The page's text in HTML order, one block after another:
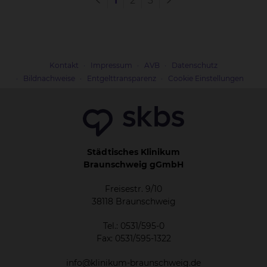
17 medizinisch-technische
Kontakt Impressum AVB
Datenschutz
Bildnachweise
Entgelttransparenz Cookie Einstellungen
Städtisches Klinikum
Braunschweig gGmbH
Freisestr. 9/10
38118 Braunschweig
Tel.: 0531/595-0
Fax: 0531/595-1322
info@klinikum-braunschweig.de